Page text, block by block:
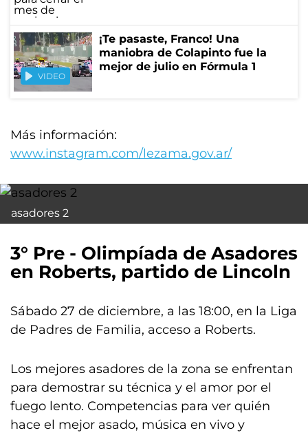
VIDEO
¡Te pasaste, Franco! Una
maniobra de Colapinto fue la
mejor de julio en Fórmula 1
Más información:
www.instagram.com/lezama.gov.ar/
asadores 2
3° Pre - Olimpíada de Asadores
en Roberts, partido de Lincoln
Sábado 27 de diciembre, a las 18:00, en la Liga
de Padres de Familia, acceso a Roberts.
Los mejores asadores de la zona se enfrentan
para demostrar su técnica y el amor por el
fuego lento. Competencias para ver quién
hace el mejor asado, música en vivo y